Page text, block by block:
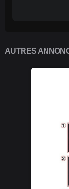
AUTRES